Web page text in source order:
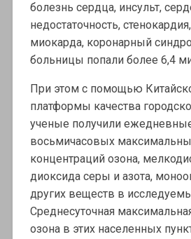
болезнь сердца, инсульт,
недостаточность,
миокарда, коронарный
больницы попали более 6,4
При этом с помощью
платформы качества
ученые получили
восьмичасовых
концентраций озона,
диоксида серы и азота,
других веществ в
Среднесуточная
озона в этих населенных